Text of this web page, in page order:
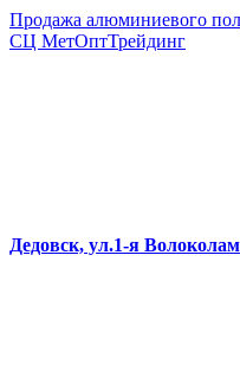
Продажа алюминиевого
СЦ МетОптТрейдинг
Дедовск, ул.1-я